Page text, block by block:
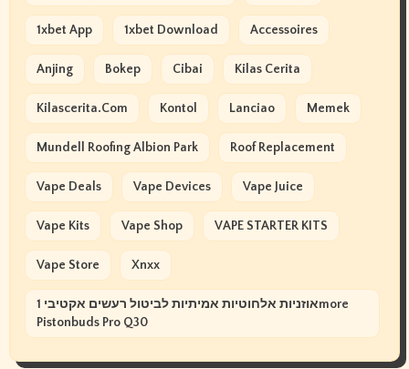
1xbet App 1xbet Download Accessoires
Anjing Bokep Cibai Kilas Cerita
Kilascerita.com Kontol Lanciao Memek
Mundell Roofing Albion Park Roof Replacement
Vape Deals Vape Devices Vape Juice
Vape Kits Vape Shop VAPE STARTER KITS
Vape Store Xnxx
אוזניות אלחוטיות אמיתיות לביטול רעשים אקטיבי 1more
Pistonbuds Pro Q30